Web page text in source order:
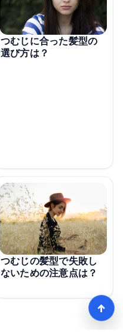
つむじに合った髪型の
選び方は？
つむじの髪型で失敗し
ないための注意点は？
↑